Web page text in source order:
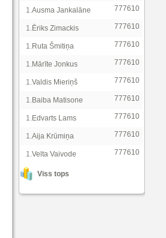
1.Ausma Jankalāne 777610
1.Ēriks Zimackis 777610
1.Ruta Šmitiņa 777610
1.Mārīte Jonkus 777610
1.Valdis Mieriņš 777610
1.Baiba Matisone 777610
1.Edvarts Lams 777610
1.Aija Krūmiņa 777610
1.Velta Vaivode 777610
Viss tops